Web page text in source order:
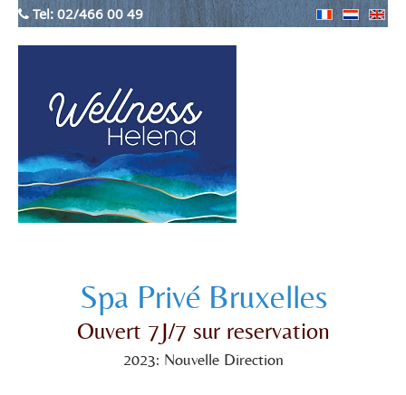
Tel: 02/466 00 49
Spa Privé Bruxelles
Ouvert 7J/7 sur reservation
2023: Nouvelle Direction